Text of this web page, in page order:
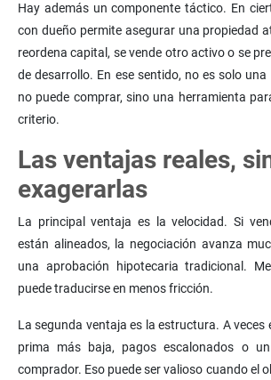
Hay además un componente táctico. En
con dueño permite asegurar una propiedad
reordena capital, se vende otro activo o se
de desarrollo. En ese sentido, no es solo
no puede comprar, sino una herramienta
criterio.
Las ventajas reales,
exagerarlas
La principal ventaja es la velocidad. Si
están alineados, la negociación avanza
una aprobación hipotecaria tradicional.
puede traducirse en menos fricción.
La segunda ventaja es la estructura. A veces
prima más baja, pagos escalonados o
comprador. Eso puede ser valioso cuando el